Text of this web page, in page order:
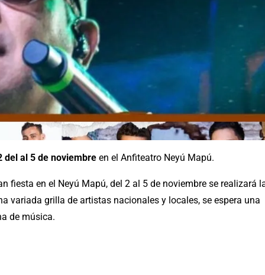
del al 5 de noviembre en el Anfiteatro Neyú Mapú.
fiesta en el Neyú Mapú, del 2 al 5 de noviembre se realizará
variada grilla de artistas nacionales y locales, se espera una
de música.